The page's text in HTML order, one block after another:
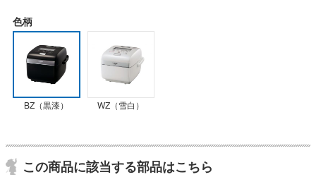
色柄
BZ（黒漆） WZ（雪白）
この商品に該当する部品はこちら